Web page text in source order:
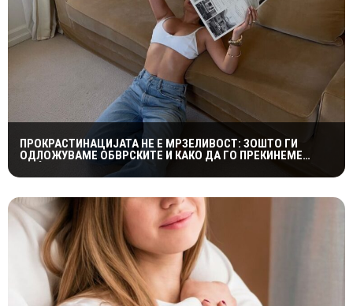
ПРОКРАСТИНАЦИЈАТА НЕ Е МРЗЕЛИВОСТ: ЗОШТО ГИ
ОДЛОЖУВАМЕ ОБВРСКИТЕ И КАКО ДА ГО ПРЕКИНЕМЕ
МАЃЕПСАНИОТ КРУГ